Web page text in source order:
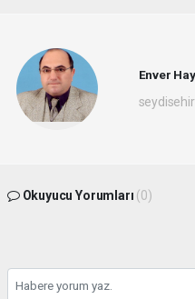
Enver
Okuyucu Yorumları (0)